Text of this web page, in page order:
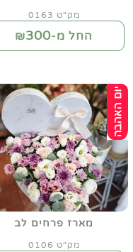
מק"ט 0163
החל מ-₪300
מארז פרחים לב
מק"ט 0106